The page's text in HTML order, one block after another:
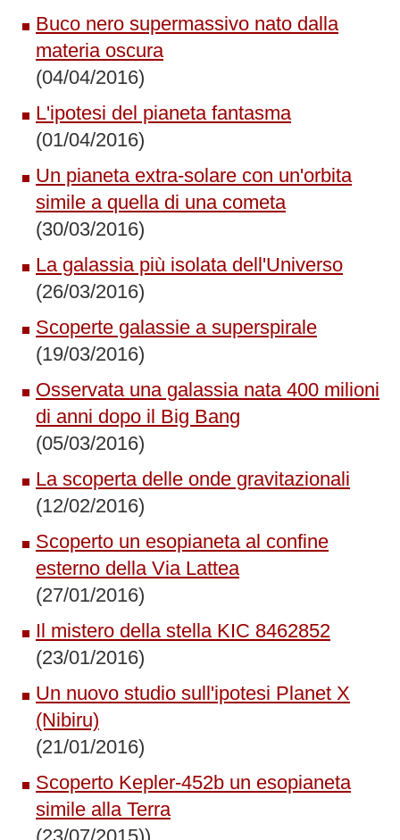
Buco nero supermassivo nato dalla
materia oscura
(04/04/2016)
L'ipotesi del pianeta fantasma
(01/04/2016)
Un pianeta extra-solare con un'orbita
simile a quella di una cometa
(30/03/2016)
La galassia più isolata dell'Universo
(26/03/2016)
Scoperte galassie a superspirale
(19/03/2016)
Osservata una galassia nata 400 milioni
di anni dopo il Big Bang
(05/03/2016)
La scoperta delle onde gravitazionali
(12/02/2016)
Scoperto un esopianeta al confine
esterno della Via Lattea
(27/01/2016)
Il mistero della stella KIC 8462852
(23/01/2016)
Un nuovo studio sull'ipotesi Planet X
(Nibiru)
(21/01/2016)
Scoperto Kepler-452b un esopianeta
simile alla Terra